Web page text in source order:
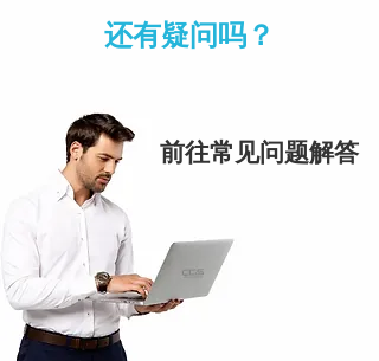
还有疑问吗？
前往常见问题解答